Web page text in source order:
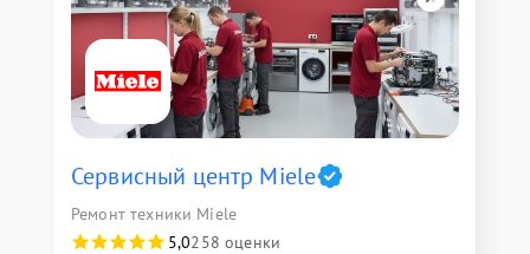
Сервисный центр Miele
Ремонт техники Miele
5,0258 оценки